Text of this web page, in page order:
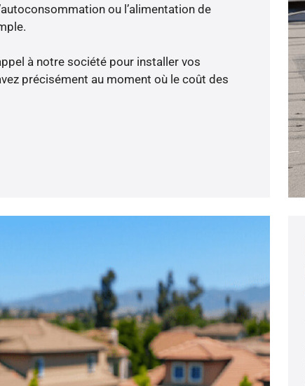
ou l’alimentation de
à notre société pour installer vos
précisément au moment où le coût des